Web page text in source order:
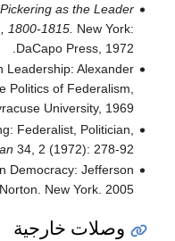
as the Leader
1800-1815. New York:
DaCapo Press, 1972.
Leadership: Alexander
Politics of Federalism,
University, 1969.
Federalist, Politician,
34, 2 (1972): 278-92.
Democracy: Jefferson
New York. 2005.
وصلات خارجية